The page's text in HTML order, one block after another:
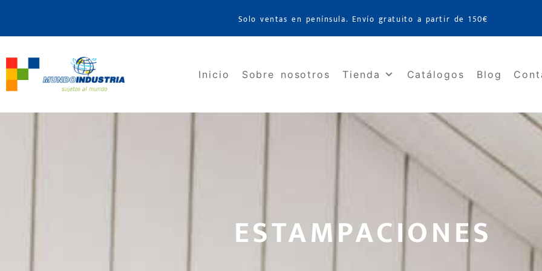
Solo ventas en península. Envío gratuito a partir de 150€
Inicio Sobre nosotros Tienda Catálogos Blog
ESTAMPACIONES